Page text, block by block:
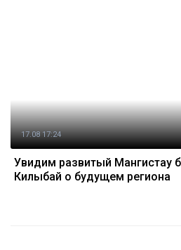
17.08 17:24
Увидим развитый Мангистау
Килыбай о будущем региона